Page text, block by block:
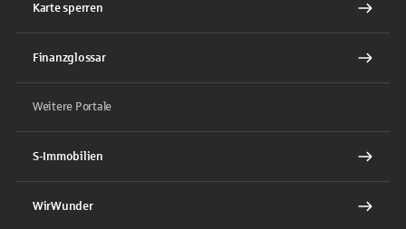
Karte sperren
Finanzglossar
Weitere Portale
S-Immobilien
WirWunder